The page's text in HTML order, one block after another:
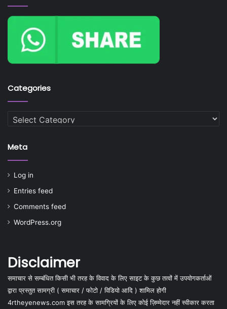
Categories
Categories
Meta
Log in
Entries feed
Comments feed
WordPress.org
Disclaimer
समाचार से सम्बंधित किसी भी तरह के विवाद के लिए साइट के कुछ तत्वों में उपयोगकर्ताओं
द्वारा प्रस्तुत सामग्री ( समाचार / फोटो / विडियो आदि ) शामिल होगी
4rtheyenews.com इस तरह के सामग्रियों के लिए कोई ज़िम्मेदार नहीं स्वीकार करता